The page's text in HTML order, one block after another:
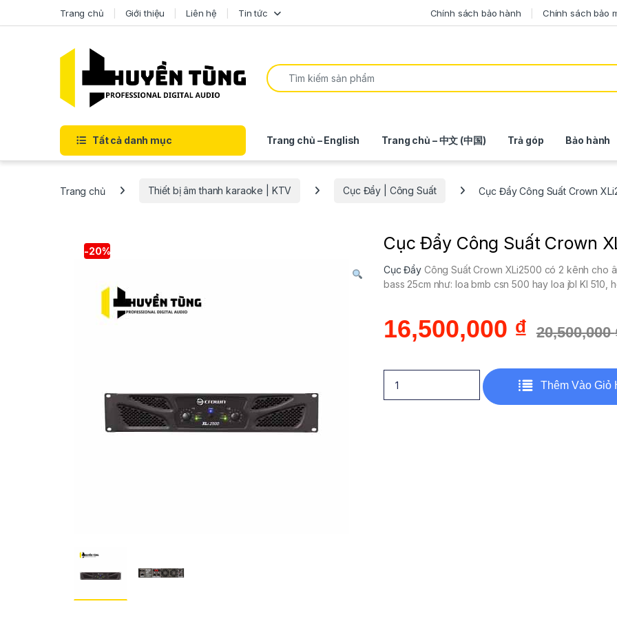
Trang chủ Giới thiệu Liên hệ Tin tức Chính sách bảo hành Chính sách bảo
Tất cả danh mục Trang chủ – English Trang chủ – 中文 (中国) Trả góp Bảo hành
Trang chủ Thiết bị âm thanh karaoke | KTV Cục Đẩy | Công Suất Cục Đẩy Công Suất Crown
-20% Cục Đẩy Công Suất Crown
Cục Đẩy Công Suất Crown XLi2500 có 2 kênh cho
bass 25cm như: loa bmb csn 500 hay loa jbl KI 510,
16,500,000 ₫ 20,500,000
Thêm Vào Giỏ